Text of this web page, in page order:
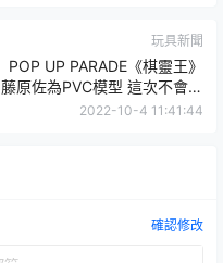
玩具新聞
POP UP PARADE《棋靈王》
藤原佐為PVC模型 這次不會再
消失啦！
2022-10-4 11:41:44
確認修改